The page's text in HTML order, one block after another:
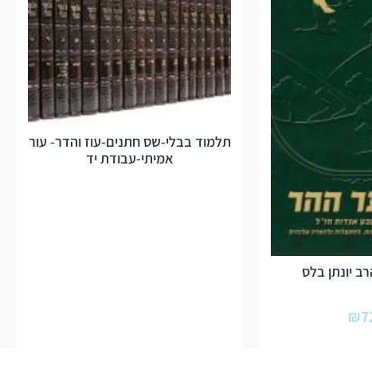
יונתן בלס
₪
תלמוד בבלי-שס חתנים-עוז והדר- עור
אמיתי-עבודת יד